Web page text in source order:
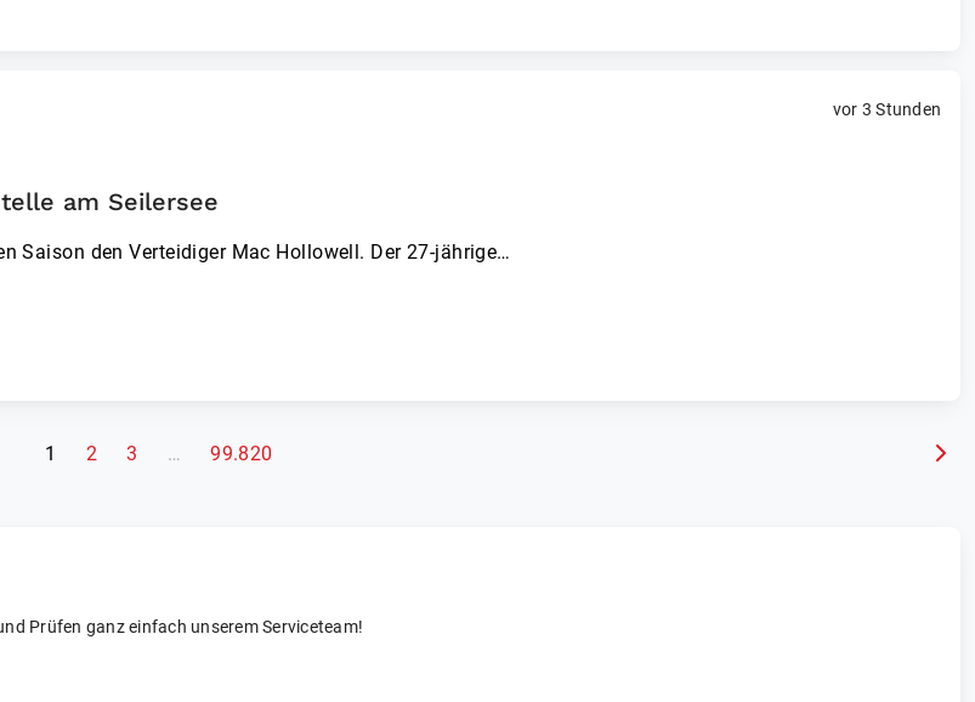
vor 3 Stunden
am Seilersee
Saison den Verteidiger Mac Hollowell. Der 27-jährige…
1 (aktuelle Seite)
2 3 … 99.820
Prüfen ganz einfach unserem Serviceteam!